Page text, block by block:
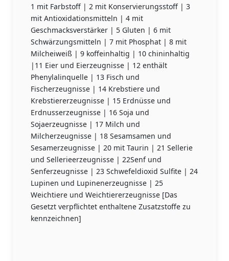
1 mit Farbstoff | 2 mit Konservierungsstoff | 3
mit Antioxidationsmitteln | 4 mit
Geschmacksverstärker | 5 Gluten | 6 mit
Schwärzungsmitteln | 7 mit Phosphat | 8 mit
Milcheiweiß | 9 koffeinhaltig | 10 chininhaltig
|11 Eier und Eierzeugnisse | 12 enthält
Phenylalinquelle | 13 Fisch und
Fischerzeugnisse | 14 Krebstiere und
Krebstiererzeugnisse | 15 Erdnüsse und
Erdnusserzeugnisse | 16 Soja und
Sojaerzeugnisse | 17 Milch und
Milcherzeugnisse | 18 Sesamsamen und
Sesamerzeugnisse | 20 mit Taurin | 21 Sellerie
und Sellerieerzeugnisse | 22Senf und
Senferzeugnisse | 23 Schwefeldioxid Sulfite | 24
Lupinen und Lupinenerzeugnisse | 25
Weichtiere und Weichtiererzeugnisse [Das
Gesetzt verpflichtet enthaltene Zusatzstoffe zu
kennzeichnen]